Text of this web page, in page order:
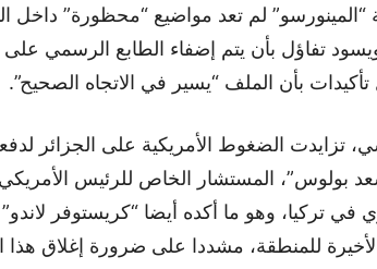
لم تعد مواضيع “محظورة” داخل
تفاؤل بأن يتم إضفاء الطابع الرسمي على
بأن الملف “يسير في الاتجاه الصحيح”.
تزايدت الضغوط الأمريكية على الجزائر
بولوس”، المستشار الخاص للرئيس
في تركيا، وهو ما أكده أيضا “كريستوفر
الأخيرة للمنطقة، مشددا على ضرورة إغلاق